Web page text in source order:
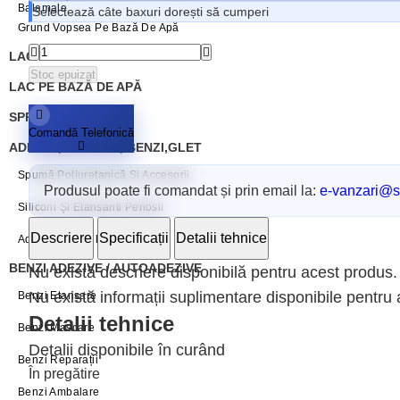
Balamale
Grund Vopsea Pe Bază De Apă
LAC PE BAZĂ DE SOLVENT
LAC PE BAZĂ DE APĂ
SPRAY VOPSEA
ADEZIVI, SILICONI, BENZI,GLET
Spumă Poliuretanică Și Accesorii
Siliconi Și Etansanti Penosil
Adezivi Penosil
BENZI ADEZIVE / AUTOADEZIVE
Benzi Etanșare
Benzi Mascare
Benzi Reparații
Benzi Ambalare
Selectează câte baxuri dorești să cumperi
Stoc epuizat
Comandă Telefonică
Produsul poate fi comandat și prin email la: e-
Descriere Specificații Detalii tehnice
Nu există descriere disponibilă pentru acest produs.
Nu există informații suplimentare disponibile pentru
Detalii tehnice
Detalii disponibile în curând
În pregătire